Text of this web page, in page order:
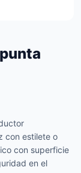
con estilete o
con superficie
en el